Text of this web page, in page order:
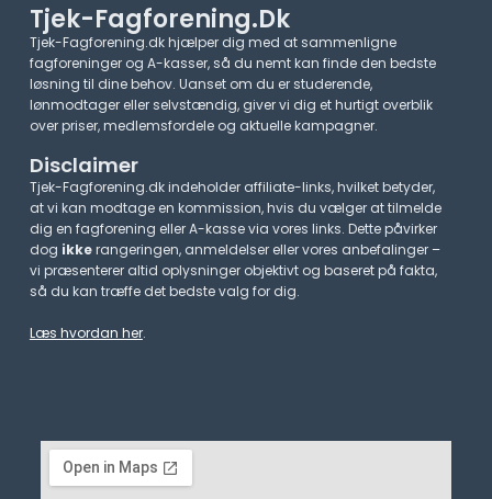
Tjek-Fagforening.dk
Tjek-Fagforening.dk hjælper dig med at sammenligne
fagforeninger og A-kasser, så du nemt kan finde den bedste
løsning til dine behov. Uanset om du er studerende,
lønmodtager eller selvstændig, giver vi dig et hurtigt overblik
over priser, medlemsfordele og aktuelle kampagner.​
Disclaimer
Tjek-Fagforening.dk indeholder affiliate-links, hvilket betyder,
at vi kan modtage en kommission, hvis du vælger at tilmelde
dig en fagforening eller A-kasse via vores links. Dette påvirker
dog ikkerangeringen, anmeldelser eller vores anbefalinger –
vi præsenterer altid oplysninger objektivt og baseret på fakta,
så du kan træffe det bedste valg for dig.
Læs hvordan her.